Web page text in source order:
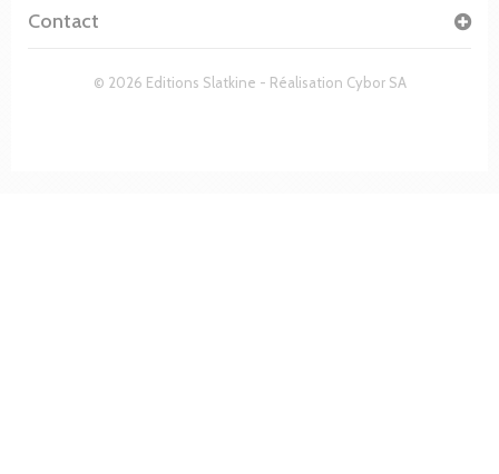
© 2026 Editions Slatkine - Réalisation Cybor SA
Contact